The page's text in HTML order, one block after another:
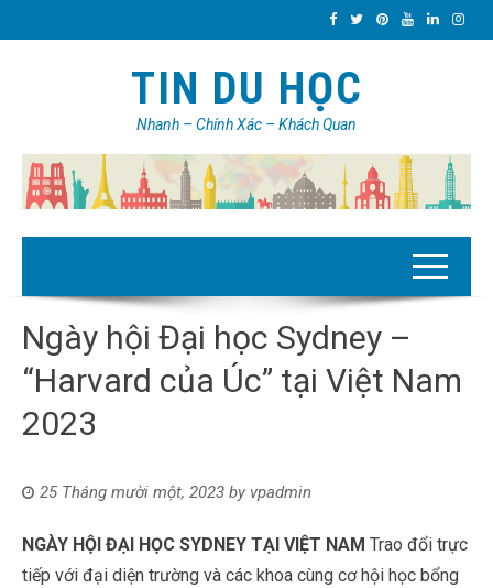
TIN DU HỌC
Nhanh – Chính Xác – Khách Quan
Ngày hội Đại học Sydney –
“Harvard của Úc” tại Việt Nam
2023
25 Tháng mười một, 2023 by vpadmin
NGÀY HỘI ĐẠI HỌC SYDNEY TẠI VIỆT NAM Trao đổi trực
tiếp với đại diện trường và các khoa cùng cơ hội học bổng